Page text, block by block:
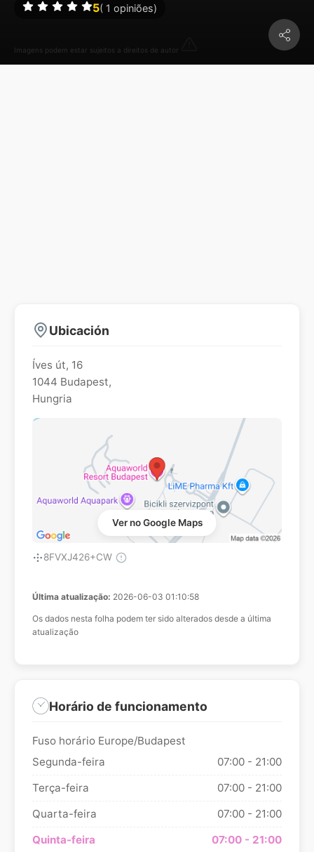
Imagens podem estar sujeitos a direitos de autor
5( 1 opiniões)
Ubicación
Íves út, 16
1044 Budapest,
Hungria
Ver no Google Maps
8FVXJ426+CW
Última atualização: 2026-06-03 01:10:58
Os dados nesta folha podem ter sido alterados desde a última
atualização
Horário de funcionamento
Fuso horário Europe/Budapest
Segunda-feira
07:00 - 21:00
Terça-feira
07:00 - 21:00
Quarta-feira
07:00 - 21:00
Quinta-feira
07:00 - 21:00